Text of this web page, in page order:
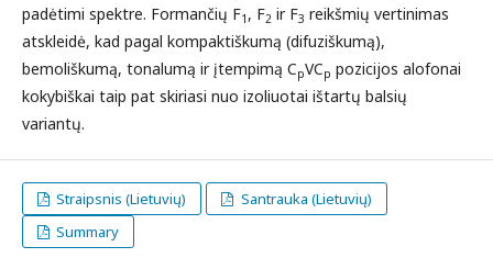
padėtimi spektre. Formančių F1 , F2 ir F3 reikšmių vertinimas
atskleidė, kad pagal kompaktiškumą (difuziškumą),
bemoliškumą, tonalumą ir įtempimą CpVCp pozicijos alofonai
kokybiškai taip pat skiriasi nuo izoliuotai ištartų balsių
variantų.
Straipsnis (Lietuvių)
Santrauka (Lietuvių)
Summary